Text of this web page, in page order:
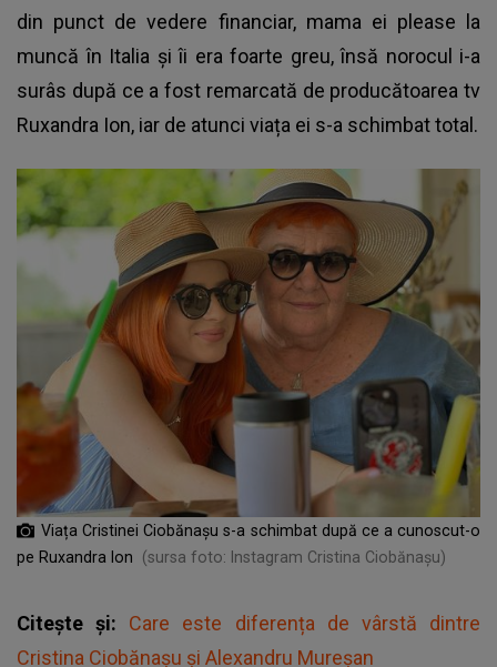
din punct de vedere financiar, mama ei please la
muncă în Italia și îi era foarte greu, însă norocul i-a
surâs după ce a fost remarcată de producătoarea tv
Ruxandra Ion, iar de atunci viața ei s-a schimbat total.
Viața Cristinei Ciobănașu s-a schimbat după ce a cunoscut-o
pe Ruxandra Ion
(sursa foto: Instagram Cristina Ciobănașu)
Citește și: Care este diferența de vârstă dintre
Cristina Ciobănașu și Alexandru Mureșan